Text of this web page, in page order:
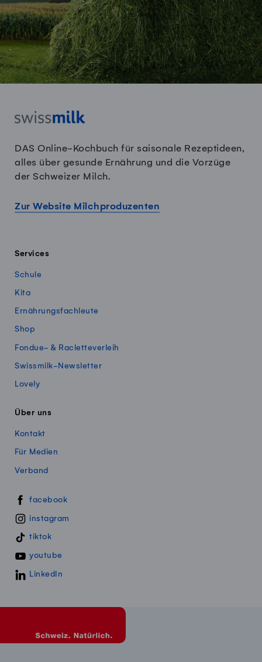
DAS Online-Kochbuch für saisonale Rezeptideen,
alles über gesunde Ernährung und die Vorzüge
der Schweizer Milch.
Zur Website Milchproduzenten
Services
Schule
Kita
Ernährungsfachleute
Shop
Fondue- & Racletteverleih
Swissmilk-Newsletter
Lovely
Über uns
Kontakt
Für Medien
Verband
Swissmillk auf Social Media
facebook
instagram
tiktok
youtube
LinkedIn